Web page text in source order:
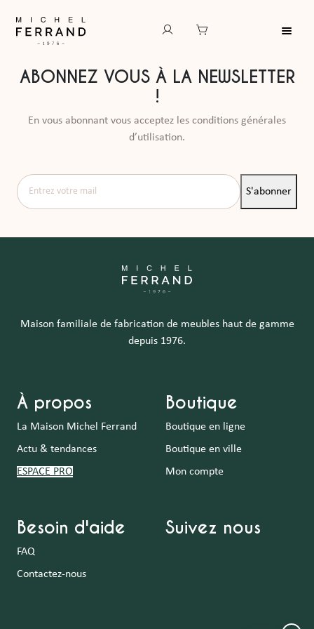
ABONNEZ VOUS À LA NEWSLETTER
!
En vous abonnant vous acceptez les conditions générales
d’utilisation.
Entrez votre mail
S'abonner
Maison familiale de fabrication de meubles haut de gamme
depuis 1976.
À propos
La Maison Michel Ferrand
Actu & tendances
ESPACE PRO
Boutique
Boutique en ligne
Boutique en ville
Mon compte
Besoin d'aide
FAQ
Contactez-nous
Suivez nous